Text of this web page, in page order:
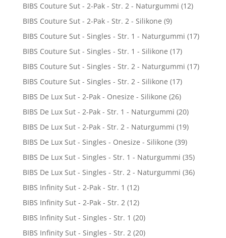
BIBS Couture Sut - 2-Pak - Str. 2 - Naturgummi (12)
BIBS Couture Sut - 2-Pak - Str. 2 - Silikone (9)
BIBS Couture Sut - Singles - Str. 1 - Naturgummi (17)
BIBS Couture Sut - Singles - Str. 1 - Silikone (17)
BIBS Couture Sut - Singles - Str. 2 - Naturgummi (17)
BIBS Couture Sut - Singles - Str. 2 - Silikone (17)
BIBS De Lux Sut - 2-Pak - Onesize - Silikone (26)
BIBS De Lux Sut - 2-Pak - Str. 1 - Naturgummi (20)
BIBS De Lux Sut - 2-Pak - Str. 2 - Naturgummi (19)
BIBS De Lux Sut - Singles - Onesize - Silikone (39)
BIBS De Lux Sut - Singles - Str. 1 - Naturgummi (35)
BIBS De Lux Sut - Singles - Str. 2 - Naturgummi (36)
BIBS Infinity Sut - 2-Pak - Str. 1 (12)
BIBS Infinity Sut - 2-Pak - Str. 2 (12)
BIBS Infinity Sut - Singles - Str. 1 (20)
BIBS Infinity Sut - Singles - Str. 2 (20)